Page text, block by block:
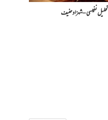
تحلیل نفیسی – شہزاد حنیف